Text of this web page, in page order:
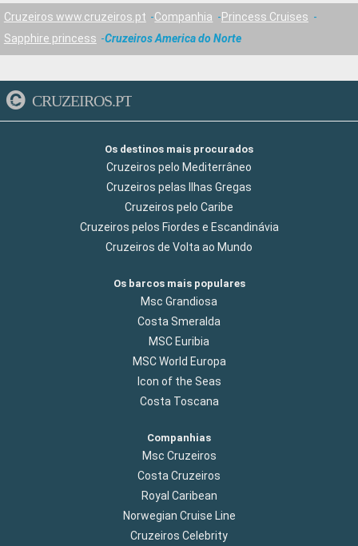
Cruzeiros www.cruzeiros.pt Companhia
Princess Cruises
Sapphire princess
Cruzeiros America do Norte
CRUZEIROS.PT
Os destinos mais procurados
Cruzeiros pelo Mediterrâneo
Cruzeiros pelas Ilhas Gregas
Cruzeiros pelo Caribe
Cruzeiros pelos Fiordes e Escandinávia
Cruzeiros de Volta ao Mundo
Os barcos mais populares
Msc Grandiosa
Costa Smeralda
MSC Euribia
MSC World Europa
Icon of the Seas
Costa Toscana
Companhias
Msc Cruzeiros
Costa Cruzeiros
Royal Caribean
Norwegian Cruise Line
Cruzeiros Celebrity